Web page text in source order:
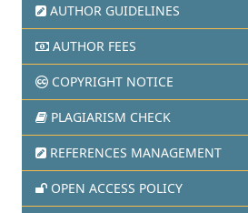
AUTHOR GUIDELINES
AUTHOR FEES
COPYRIGHT NOTICE
PLAGIARISM CHECK
REFERENCES MANAGEMENT
OPEN ACCESS POLICY